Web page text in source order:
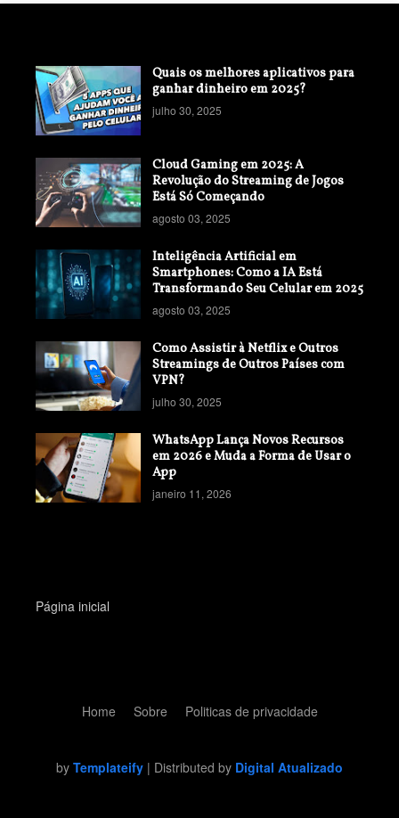
Quais os melhores aplicativos para
ganhar dinheiro em 2025?
julho 30, 2025
Cloud Gaming em 2025: A
Revolução do Streaming de Jogos
Está Só Começando
agosto 03, 2025
Inteligência Artificial em
Smartphones: Como a IA Está
Transformando Seu Celular em 2025
agosto 03, 2025
Como Assistir à Netflix e Outros
Streamings de Outros Países com
VPN?
julho 30, 2025
WhatsApp Lança Novos Recursos
em 2026 e Muda a Forma de Usar o
App
janeiro 11, 2026
Página inicial
by Templateify | Distributed by Digital Atualizado
Home Sobre Politicas de privacidade